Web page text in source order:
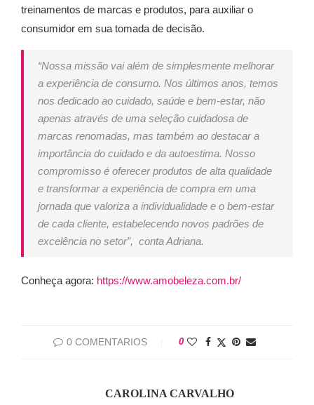
treinamentos de marcas e produtos, para auxiliar o
consumidor em sua tomada de decisão.
“Nossa missão vai além de simplesmente melhorar
a experiência de consumo. Nos últimos anos, temos
nos dedicado ao cuidado, saúde e bem-estar, não
apenas através de uma seleção cuidadosa de
marcas renomadas, mas também ao destacar a
importância do cuidado e da autoestima. Nosso
compromisso é oferecer produtos de alta qualidade
e transformar a experiência de compra em uma
jornada que valoriza a individualidade e o bem-estar
de cada cliente, estabelecendo novos padrões de
excelência no setor”, conta Adriana.
Conheça agora: https://www.amobeleza.com.br/
0 COMENTARIOS 0
CAROLINA CARVALHO